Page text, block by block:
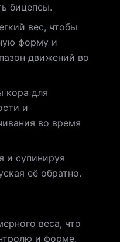
бицепсы.
вес, чтобы
форму и
движений во
кора для
и
во время
и супинируя
её обратно.
веса, что
и форме.